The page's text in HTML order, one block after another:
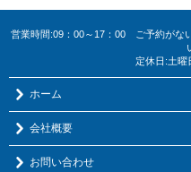
営業時間:09：00～17：00 ご予約がな
定休日:土曜
ホーム
会社概要
お問い合わせ